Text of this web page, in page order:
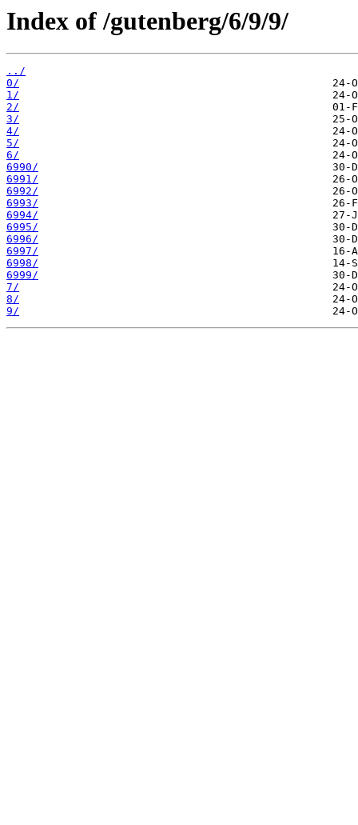
Index of /gutenberg/6/9/9/
../
0/
1/
2/
3/
4/
5/
6/
6990/
6991/
6992/
6993/
6994/
6995/
6996/
6997/
6998/
6999/
7/
8/
9/